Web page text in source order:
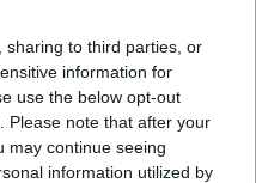
sharing to third parties, or
information for
use the below opt-out
Please note that after your
may continue seeing
information utilized by